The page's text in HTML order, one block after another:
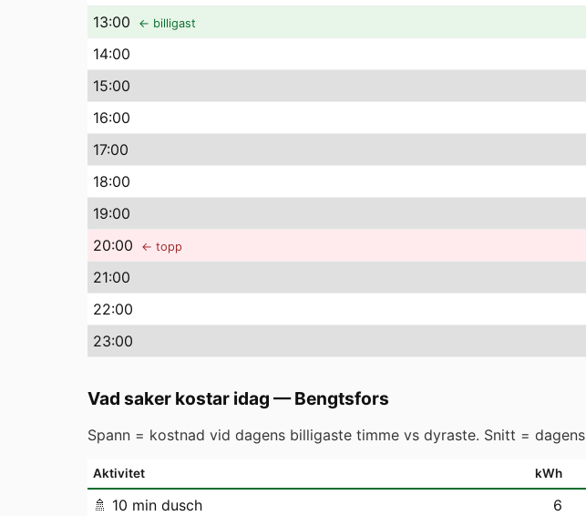
13:00 ← billigast
14:00
15:00
16:00
17:00
18:00
19:00
20:00 ← topp
21:00
22:00
23:00
Vad saker kostar idag —Bengtsfors
Spann = kostnad vid dagens billigaste timme vs dyraste. Snitt =
Aktivitet kWh
🚿 10 min dusch 6